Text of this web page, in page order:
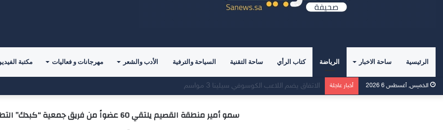
الرئيسية ساحة الاخبار الرياضة كتاب الرأي ساحة التقنية السياحة والترفية الأدب والشعر مهرجانات و فعاليات مكتبة
الخميس, أغسطس 6 2026 أخبار عاجلة صدور كتاب” علم الاجتماع الرياضي للمؤلف( خالد الدوس)
سمو أمير منطقة القصيم يلتقي 60 عضواً من فريق جمعية “كبدك” التطوعي